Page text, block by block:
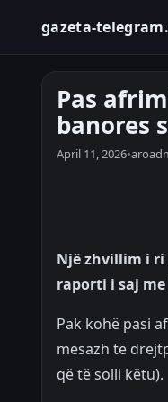
gazeta-
Pas
banores
April 11, 2026•
Një zhvillim i ri
raporti i saj
Pak kohë pasi
mesazh të
që të solli këtu).